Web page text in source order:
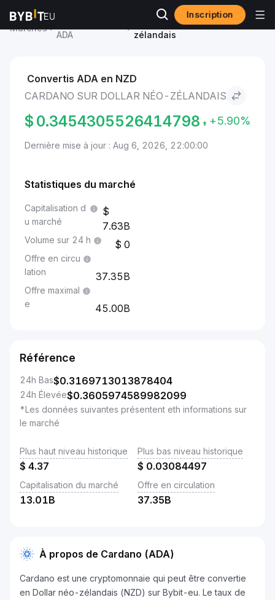
Inscription
Marchés
ADA
Cardano to Dollar néo-
zélandais
Convertis ADA en NZD
CARDANO SUR DOLLAR NÉO-ZÉLANDAIS
$ 0.3454305526414798 +5.90%
Dernière mise à jour : Aug 6, 2026, 22:00:00
Statistiques du marché
Capitalisation d
u marché
7.63B
Volume sur 24 h 0
Offre en circu
lation
37.35B
Offre maximal
e
45.00B
Référence
24h Bas$0.3169713013878404
24h Élevée$0.3605974589982099
*Les données suivantes présentent eth informations sur
le marché
Plus haut niveau historique
$ 4.37
Plus bas niveau historique
$ 0.03084497
Capitalisation du marché
13.01B
Offre en circulation
37.35B
À propos de Cardano (ADA)
Cardano est une cryptomonnaie qui peut être convertie
en Dollar néo-zélandais (NZD) sur Bybit-eu. Le taux de